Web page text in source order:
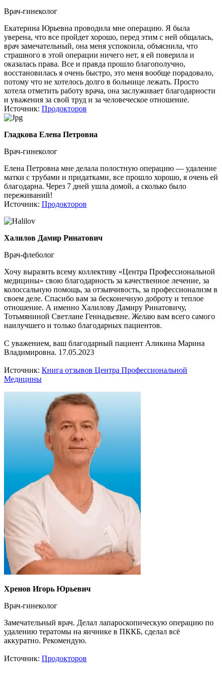
Врач-гинеколог
Екатерина Юрьевна проводила мне операцию. Я была
уверена, что все пройдет хорошо, перед этим с ней общалась,
врач замечательный, она меня успокоила, объяснила, что
страшного в этой операции ничего нет, я ей поверила и
оказалась права. Все и правда прошло благополучно,
восстановилась я очень быстро, это меня вообще порадовало,
потому что не хотелось долго в больнице лежать. Просто
хотела отметить работу врача, она заслуживает благодарности
и уважения за свой труд и за человеческое отношение.
Источник: Продокторов
Гладкова Елена Петровна
Врач-гинеколог
Елена Петровна мне делала полостную операцию — удаление
матки с трубами и придатками, все прошло хорошо, я очень ей
благодарна. Через 7 дней ушла домой, а сколько было
переживаний!
Источник: Продокторов
Халилов Дамир Ринатович
Врач-флеболог
Хочу выразить всему коллективу «Центра Профессиональной
медицины» свою благодарность за качественное лечение, за
колоссальную помощь, за отзывчивость, за профессионализм в
своем деле. Спасибо вам за бесконечную доброту и теплое
отношение. А именно Халилову Дамиру Ринатовичу,
Тотьмяниной Светлане Геннадьевне. Желаю вам всего самого
наилучшего и только благодарных пациентов.
С уважением, ваш благодарный пациент Аликина Марина
Владимировна. 17.05.2023
Источник: Книга отзывов Центра Профессиональной
Медицины
Хренов Игорь Юрьевич
Врач-гинеколог
Замечательный врач. Делал лапароскопическую операцию по
удалению тератомы на яичнике в ПККБ, сделал всё
аккуратно. Рекомендую.
Источник: Продокторов